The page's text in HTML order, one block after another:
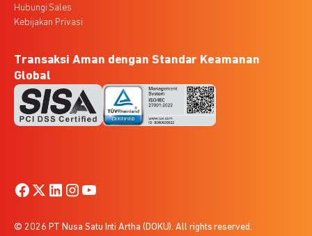
Hubungi Sales
Kebijakan Privasi
Transaksi Aman dengan Standar Keamanan
Global
© 2026 PT Nusa Satu Inti Artha (DOKU). All rights reserved.